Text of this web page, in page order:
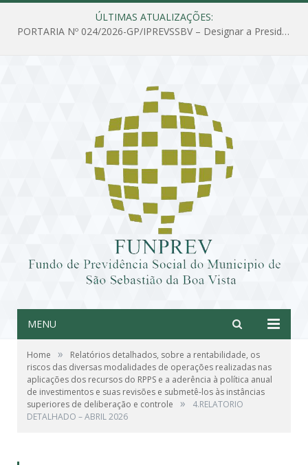
ÚLTIMAS ATUALIZAÇÕES:
PORTARIA Nº 024/2026-GP/IPREVSSBV – Designar a Presidente do Instituto de Previdência Social do Município de São Sebastião da Boa Vista, para viajar a serviço do IPREVSSBV
MENU
Home »
Relatórios detalhados, sobre a rentabilidade, os
riscos das diversas modalidades de operações realizadas nas
aplicações dos recursos do RPPS e a aderência à política anual
de investimentos e suas revisões e submetê-los às instâncias
superiores de deliberação e controle
»
4.RELATORIO
DETALHADO – ABRIL 2026